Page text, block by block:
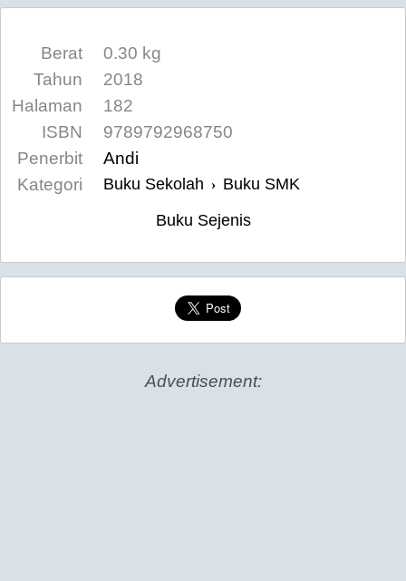
Berat
0.30 kg
Tahun
2018
Halaman
182
ISBN
9789792968750
Penerbit
Andi
Kategori
Buku Sekolah › Buku SMK
Buku Sejenis
Advertisement: